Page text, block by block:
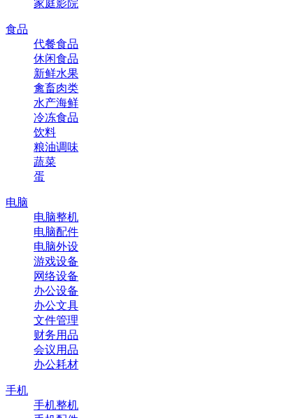
家庭影院
食品
代餐食品
休闲食品
新鲜水果
禽畜肉类
水产海鲜
冷冻食品
饮料
粮油调味
蔬菜
蛋
电脑
电脑整机
电脑配件
电脑外设
游戏设备
网络设备
办公设备
办公文具
文件管理
财务用品
会议用品
办公耗材
手机
手机整机